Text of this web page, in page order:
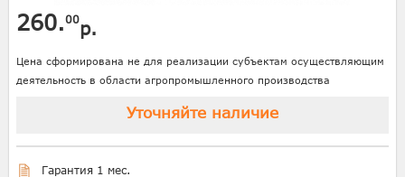
260.00р.
Цена сформирована не для реализации субъектам осуществляющим
деятельность в области агропромышленного производства
Уточняйте наличие
Гарантия 1 мес.